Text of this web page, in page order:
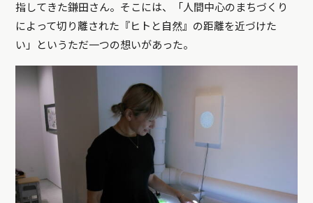
指してきた鎌田さん。そこには、「人間中心のまちづくり
によって切り離された『ヒトと自然』の距離を近づけた
い」というただ一つの想いがあった。